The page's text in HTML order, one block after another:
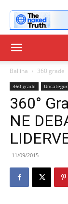
Ballina 360 grade
360 grade
360°
NE
11/09/2015